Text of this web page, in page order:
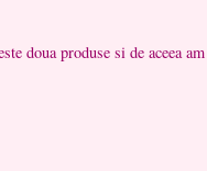
doua produse si de aceea